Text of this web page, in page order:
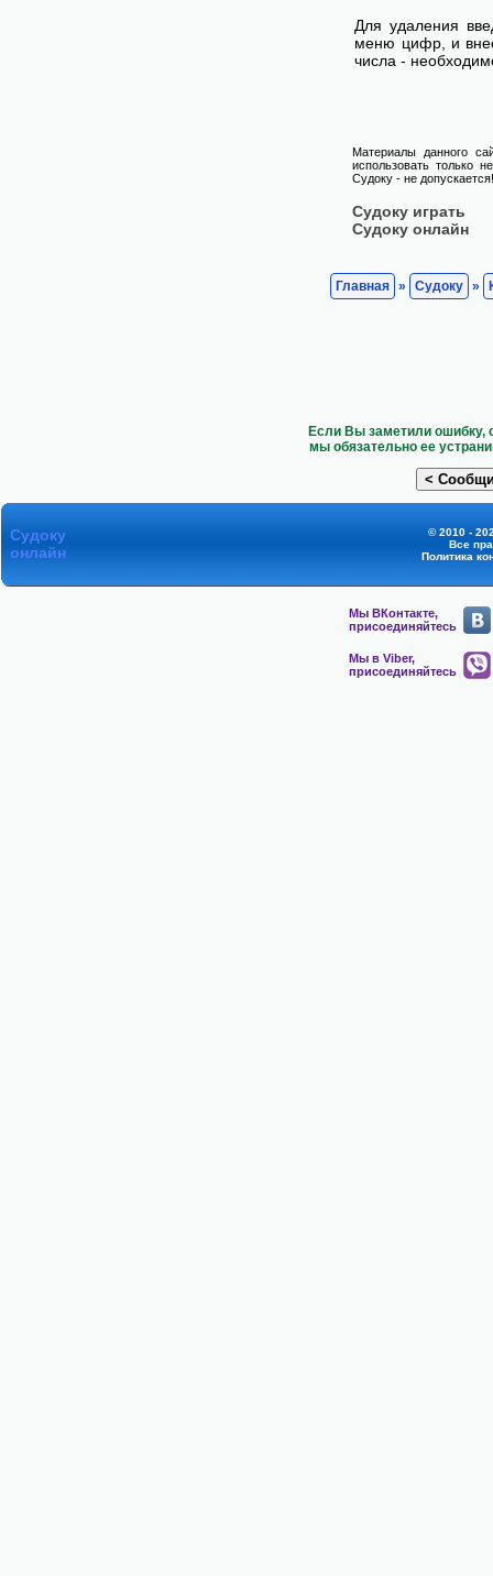
Для удаления
меню цифр, и
числа -
Материалы данного
использовать только
Судоку - не допускается!
Судоку играть
Судоку онлайн
Главная » Судоку »
Если Вы заметили ошибку,
мы обязательно ее
Судоку
онлайн
© 2010 -
Все
Политика
Мы ВКонтакте,
присоединяйтесь
Мы в Viber,
присоединяйтесь